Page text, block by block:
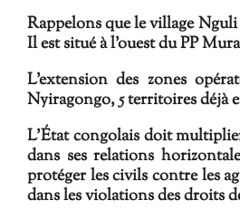
Rappelons que le village
Il est situé à l'ouest du PP
L'extension des zones
Nyiragongo, 5 territoires déjà
L'État congolais doit
dans ses relations
protéger les civils contre les
dans les violations des droits